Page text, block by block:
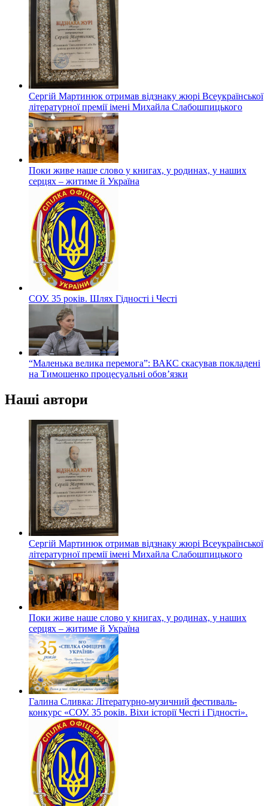
Сергій Мартинюк отримав відзнаку жюрі Всеукраїнської
літературної премії імені Михайла Слабошпицького
Поки живе наше слово у книгах, у родинах, у наших
серцях – житиме й Україна
СОУ. 35 років. Шлях Гідності і Честі
“Маленька велика перемога”: ВАКС скасував покладені
на Тимошенко процесуальні обов’язки
Наші автори
Сергій Мартинюк отримав відзнаку жюрі Всеукраїнської
літературної премії імені Михайла Слабошпицького
Поки живе наше слово у книгах, у родинах, у наших
серцях – житиме й Україна
Галина Сливка: Літературно-музичний фестиваль-
конкурс «СОУ. 35 років. Віхи історії Честі і Гідності».